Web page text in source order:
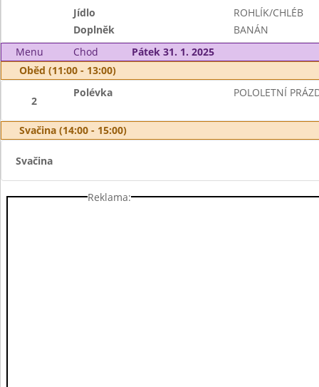
Jídlo
ROHLÍK/CHLÉB
Doplněk
BANÁN
Menu
Chod
Pátek 31. 1. 2025
Oběd (11:00 - 13:00)
2
Polévka POLOLETNÍ
Svačina (14:00 - 15:00)
Svačina
Reklama: